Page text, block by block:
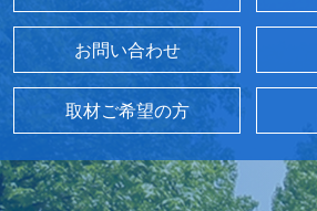
お問い合わせ
取材ご希望の方